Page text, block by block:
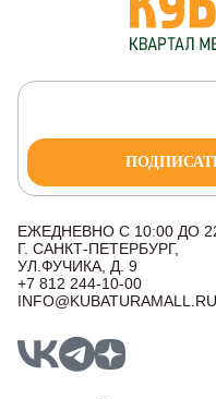
ЕЖЕДНЕВНО С 10:00 ДО
Г. САНКТ-ПЕТЕРБУРГ,
УЛ.ФУЧИКА, Д. 9
+7 812 244-10-00
INFO@KUBATURAMALL.RU